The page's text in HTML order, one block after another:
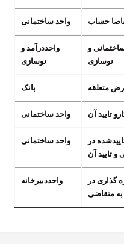
حساب واحد ساختمانی
و
نوسازی
واحددرآمد و
نوسازی
متعلقه بانک
تایید آن واحد ساختمانی
در
و تایید آن
واحد ساختمانی
گذاری در
به متقاضی
واحددبیرخانه